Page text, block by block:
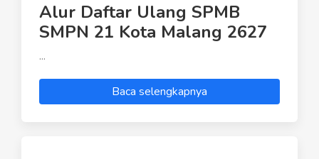
Alur Daftar Ulang SPMB
SMPN 21 Kota Malang 2627
...
Baca selengkapnya